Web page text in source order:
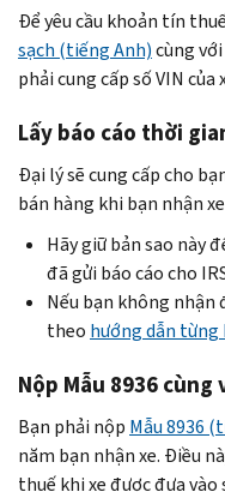
Để yêu cầu khoản tín
sạch (tiếng Anh)cùng
phải cung cấp số VIN của
Lấy báo cáo thời
Đại lý sẽ cung cấp cho
bán hàng khi bạn nhận
Hãy giữ bản sao này
đã gửi báo cáo cho
Nếu bạn không nhận
theo hướng dẫn từng
Nộp Mẫu 8936
Bạn phải nộp Mẫu 8936
năm bạn nhận xe. Điều
thuế khi xe được đưa vào